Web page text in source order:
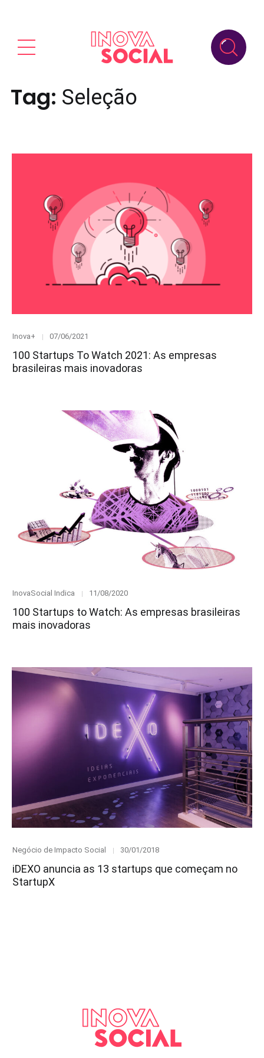
Tag: Seleção
Category
Inova+
Posted
07/06/2021
100 Startups To Watch 2021: As empresas
brasileiras mais inovadoras
Category
InovaSocial Indica
Posted
11/08/2020
100 Startups to Watch: As empresas brasileiras
mais inovadoras
Category
Negócio de Impacto Social
Posted
30/01/2018
iDEXO anuncia as 13 startups que começam no
StartupX